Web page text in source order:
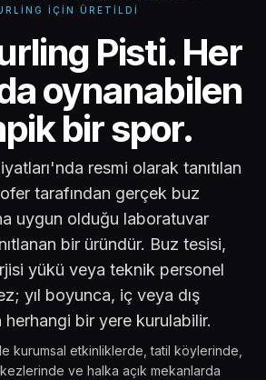
IÇIN ÜRETILDI
Pisti
Pisti. Her
oynanabilen
bir spor.
resmi olarak tanıtılan
tarafından gerçek buz
uygun olduğu laboratuvar
bir üründür. Buz tesisi,
yükü veya teknik personel
yıl boyunca, iç veya dış
herhangi bir yere kurulabilir.
kurumsal etkinliklerde, tatil köylerinde,
ve halka açık mekanlarda